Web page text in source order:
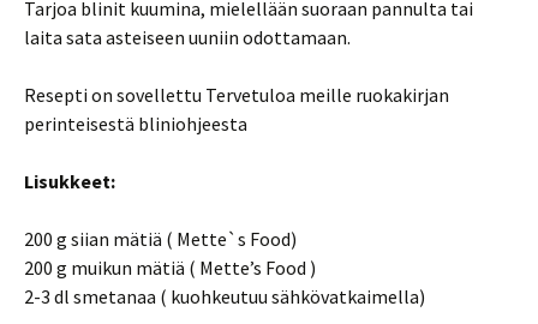
Tarjoa blinit kuumina, mielellään suoraan pannulta tai
laita sata asteiseen uuniin odottamaan.
Resepti on sovellettu Tervetuloa meille ruokakirjan
perinteisestä bliniohjeesta
Lisukkeet:
200 g siian mätiä ( Mette`s Food)
200 g muikun mätiä ( Mette’s Food )
2-3 dl smetanaa ( kuohkeutuu sähkövatkaimella)